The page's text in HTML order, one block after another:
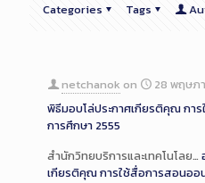
Categories Tags
netchanok on
28 พฤษภ
พิธีมอบโล่ประกาศเกียรติคุณ กา
การศึกษา 2555
สำนักวิทยบริการและเทคโนโลย…
เกียรติคุณ การใช้สื่อการสอนออ